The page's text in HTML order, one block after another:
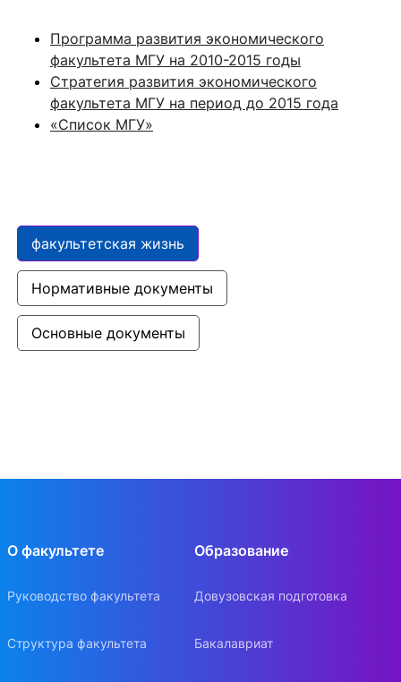
Программа развития экономического
факультета МГУ на 2010-2015 годы
Стратегия развития экономического
факультета МГУ на период до 2015 года
«Список МГУ»
факультетская жизнь
Нормативные документы
Основные документы
О факультете
Руководство факультета
Структура факультета
Образование
Довузовская подготовка
Бакалавриат